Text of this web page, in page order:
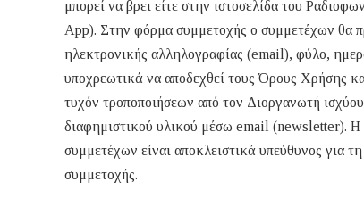
μπορεί να βρει είτε στην ιστοσελίδα του
App). Στην φόρμα συμμετοχής ο συμμετέχων θα
ηλεκτρονικής αλληλογραφίας (email), φύλο,
υποχρεωτικά να αποδεχθεί τους Όρους Χρήσης
τυχόν τροποποιήσεων από τον Διοργανωτή
διαφημιστικού υλικού μέσω email (newsletter).
συμμετέχων είναι αποκλειστικά υπεύθυνος για
συμμετοχής.